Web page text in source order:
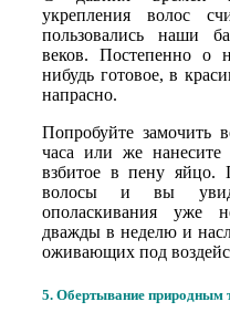
укрепления волос
пользовались наши
веков. Постепенно о
нибудь готовое, в
напрасно.
Попробуйте замочить
часа или же
взбитое в пену яйцо.
волосы и вы
ополаскивания уже
дважды в неделю и
оживающих под
5. Обертывание природным